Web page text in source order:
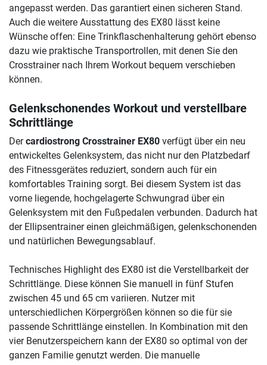
angepasst werden. Das garantiert einen sicheren Stand.
Auch die weitere Ausstattung des EX80 lässt keine
Wünsche offen: Eine Trinkflaschenhalterung gehört ebenso
dazu wie praktische Transportrollen, mit denen Sie den
Crosstrainer nach Ihrem Workout bequem verschieben
können.
Gelenkschonendes Workout und verstellbare
Schrittlänge
Dercardiostrong Crosstrainer EX80 verfügt über ein neu
entwickeltes Gelenksystem, das nicht nur den Platzbedarf
des Fitnessgerätes reduziert, sondern auch für ein
komfortables Training sorgt. Bei diesem System ist das
vorne liegende, hochgelagerte Schwungrad über ein
Gelenksystem mit den Fußpedalen verbunden. Dadurch hat
der Ellipsentrainer einen gleichmäßigen, gelenkschonenden
und natürlichen Bewegungsablauf.
Technisches Highlight des EX80 ist die Verstellbarkeit der
Schrittlänge. Diese können Sie manuell in fünf Stufen
zwischen 45 und 65 cm variieren. Nutzer mit
unterschiedlichen Körpergrößen können so die für sie
passende Schrittlänge einstellen. In Kombination mit den
vier Benutzerspeichern kann der EX80 so optimal von der
ganzen Familie genutzt werden. Die manuelle